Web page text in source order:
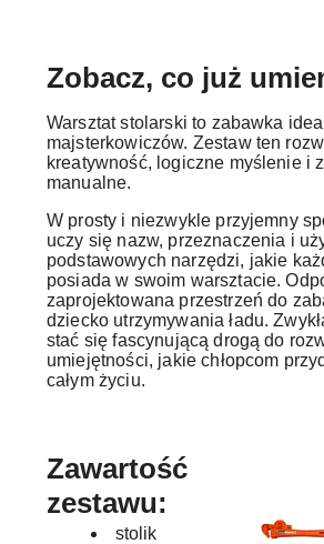
Zobacz, co już
Warsztat stolarski to zabawka
majsterkowiczów. Zestaw ten
kreatywność, logiczne myślenie i
manualne.
W prosty i niezwykle przyjemny
uczy się nazw, przeznaczenia i
podstawowych narzędzi, jakie
posiada w swoim warsztacie.
zaprojektowana przestrzeń do
dziecko utrzymywania ładu.
stać się fascynującą drogą do
umiejętności, jakie chłopcom
całym życiu.
Zawartość
zestawu:
stolik